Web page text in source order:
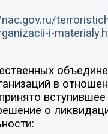
i-
в
вступившее
о